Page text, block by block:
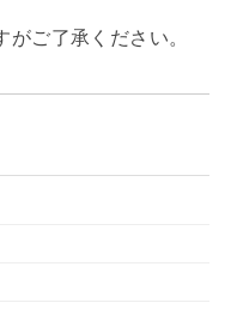
ご了承ください。